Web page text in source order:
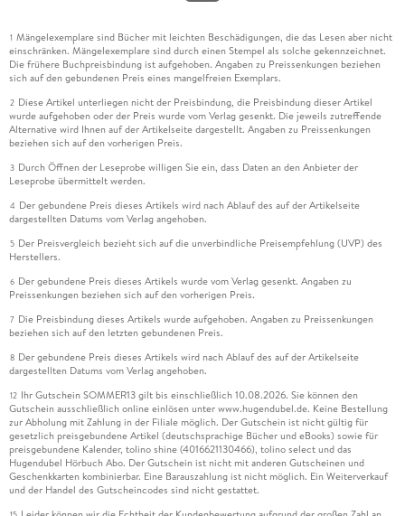
1 Mängelexemplare sind Bücher mit leichten Beschädigungen, die das Lesen aber nicht
einschränken. Mängelexemplare sind durch einen Stempel als solche gekennzeichnet.
Die frühere Buchpreisbindung ist aufgehoben. Angaben zu Preissenkungen beziehen
sich auf den gebundenen Preis eines mangelfreien Exemplars.
2 Diese Artikel unterliegen nicht der Preisbindung, die Preisbindung dieser Artikel
wurde aufgehoben oder der Preis wurde vom Verlag gesenkt. Die jeweils zutreffende
Alternative wird Ihnen auf der Artikelseite dargestellt. Angaben zu Preissenkungen
beziehen sich auf den vorherigen Preis.
3 Durch Öffnen der Leseprobe willigen Sie ein, dass Daten an den Anbieter der
Leseprobe übermittelt werden.
4 Der gebundene Preis dieses Artikels wird nach Ablauf des auf der Artikelseite
dargestellten Datums vom Verlag angehoben.
5 Der Preisvergleich bezieht sich auf die unverbindliche Preisempfehlung (UVP) des
Herstellers.
6 Der gebundene Preis dieses Artikels wurde vom Verlag gesenkt. Angaben zu
Preissenkungen beziehen sich auf den vorherigen Preis.
7 Die Preisbindung dieses Artikels wurde aufgehoben. Angaben zu Preissenkungen
beziehen sich auf den letzten gebundenen Preis.
8 Der gebundene Preis dieses Artikels wird nach Ablauf des auf der Artikelseite
dargestellten Datums vom Verlag angehoben.
12 Ihr Gutschein SOMMER13 gilt bis einschließlich 10.08.2026. Sie können den
Gutschein ausschließlich online einlösen unter www.hugendubel.de. Keine Bestellung
zur Abholung mit Zahlung in der Filiale möglich. Der Gutschein ist nicht gültig für
gesetzlich preisgebundene Artikel (deutschsprachige Bücher und eBooks) sowie für
preisgebundene Kalender, tolino shine (4016621130466), tolino select und das
Hugendubel Hörbuch Abo. Der Gutschein ist nicht mit anderen Gutscheinen und
Geschenkkarten kombinierbar. Eine Barauszahlung ist nicht möglich. Ein Weiterverkauf
und der Handel des Gutscheincodes sind nicht gestattet.